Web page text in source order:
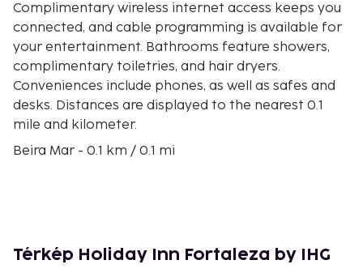
Complimentary wireless internet access keeps you
connected, and cable programming is available for
your entertainment. Bathrooms feature showers,
complimentary toiletries, and hair dryers.
Conveniences include phones, as well as safes and
desks. Distances are displayed to the nearest 0.1
mile and kilometer.
Beira Mar - 0.1 km / 0.1 mi
Praia dos Crush - 0.6 km / 0.4 mi
Térkép Holiday Inn Fortaleza by IHG